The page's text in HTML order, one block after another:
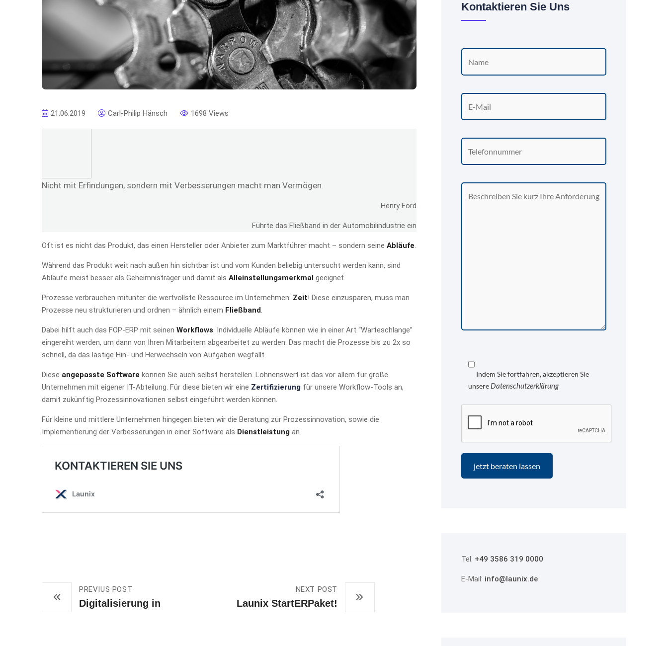
21.06.2019 Carl-Philip Hänsch 1698 Views
Nicht mit Erfindungen, sondern mit Verbesserungen macht man Vermögen.
Henry Ford
Führte das Fließband in der Automobilindustrie ein
Oft ist es nicht das Produkt, das einen Hersteller oder Anbieter zum Marktführer macht – sondern seine Abläufe
Während das Produkt weit nach außen hin sichtbar ist und vom Kunden beliebig untersucht werden kann, sind
Abläufe meist besser als Geheimnisträger und damit als Alleinstellungsmerkmal geeignet.
Prozesse verbrauchen mitunter die wertvollste Ressource im Unternehmen: Zeit! Diese einzusparen, muss man
Prozesse neu strukturieren und ordnen – ähnlich einem Fließband
Dabei hilft auch das FOP-ERP mit seinen Workflows . Individuelle Abläufe können wie in einer Art “Warteschlange”
eingereiht werden, um dann von Ihren Mitarbeitern abgearbeitet zu werden. Das macht die Prozesse bis zu 2x so
schnell, da das lästige Hin- und Herwechseln von Aufgaben wegfällt.
Diese angepasste Software können Sie auch selbst herstellen. Lohnenswert ist das vor allem für große
Unternehmen mit eigener IT-Abteilung. Für diese bieten wir eine Zertifizierung für unsere Workflow-Tools an,
damit zukünftig Prozessinnovationen selbst eingeführt werden können.
Für kleine und mittlere Unternehmen hingegen bieten wir die Beratung zur Prozessinnovation, sowie die
Implementierung der Verbesserungen in einer Software als Dienstleistung an.
PREVIUS POST
Digitalisierung in
NEXT POST
Launix StartERPaket!
Kontaktieren Sie Uns
Indem Sie fortfahren, akzeptieren Sie
unsere Datenschutzerklärung
Tel: +49 3586 319 0000
E-Mail: info@launix.de